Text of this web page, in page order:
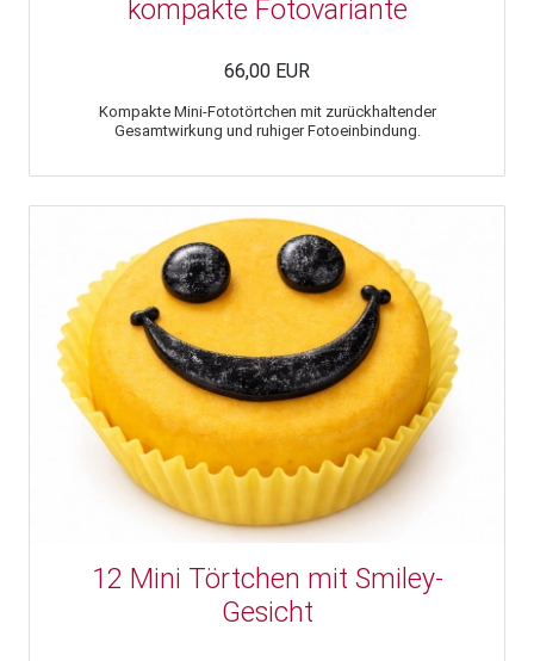
kompakte Fotovariante
66,00 EUR
Kompakte Mini-Fototörtchen mit zurückhaltender
Gesamtwirkung und ruhiger Fotoeinbindung.
12 Mini Törtchen mit Smiley-
Gesicht